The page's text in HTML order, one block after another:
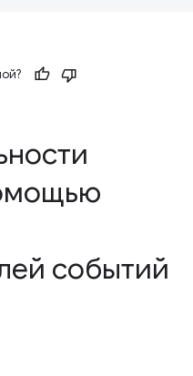
событий